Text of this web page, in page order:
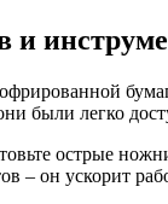
и
были легко
острые
– он ускорит